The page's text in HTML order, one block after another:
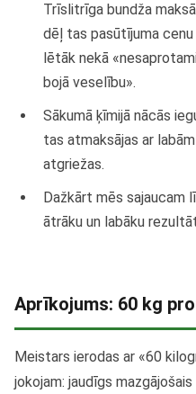
Trīslitrīga bundža
dēļ tas pasūtījuma
lētāk nekā
bojā veselību».
Sākumā ķīmijā nācās
tas atmaksājas ar
atgriežas.
Dažkārt mēs
ātrāku un labāku
Aprīkojums: 60 kg
Meistars ierodas ar «60
jokojam: jaudīgs